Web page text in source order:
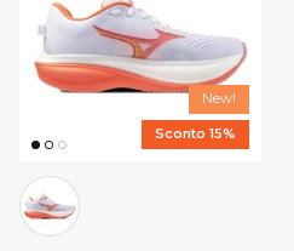
New!
Sconto 15%